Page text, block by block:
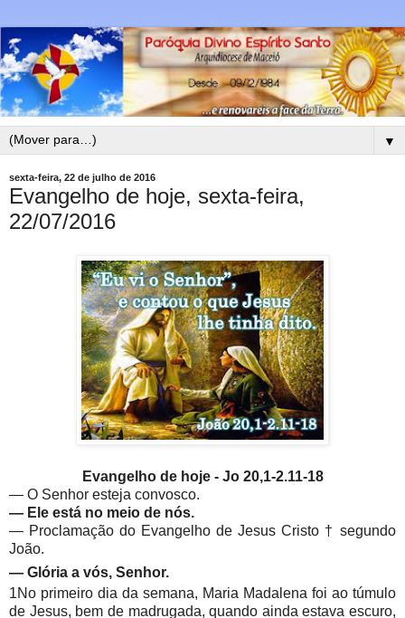
▼
sexta-feira, 22 de julho de 2016
Evangelho de hoje, sexta-feira,
22/07/2016
Evangelho de hoje - Jo 20,1-2.11-18
— O Senhor esteja convosco.
— Ele está no meio de nós.
— Proclamação do Evangelho de Jesus Cristo † segundo
João.
— Glória a vós, Senhor.
1No primeiro dia da semana, Maria Madalena foi ao túmulo
de Jesus, bem de madrugada, quando ainda estava escuro,